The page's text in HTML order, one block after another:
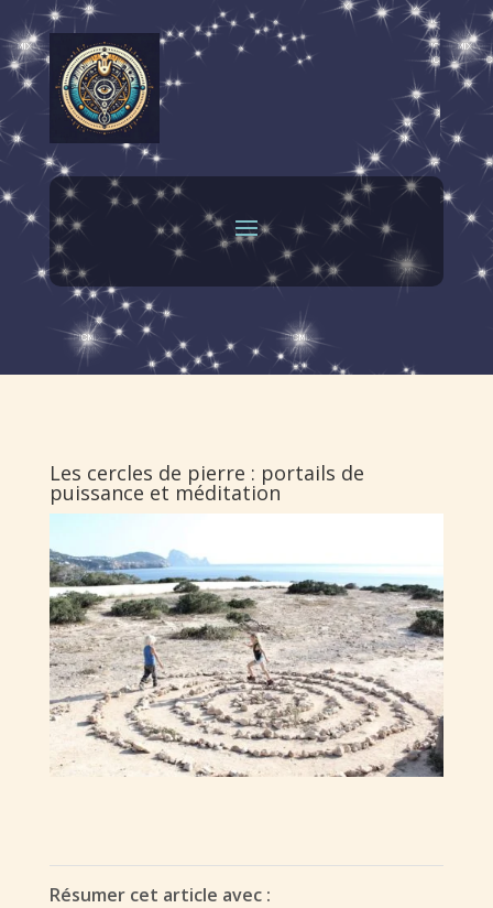
Les cercles de pierre : portails de
puissance et méditation
Résumer cet article avec :